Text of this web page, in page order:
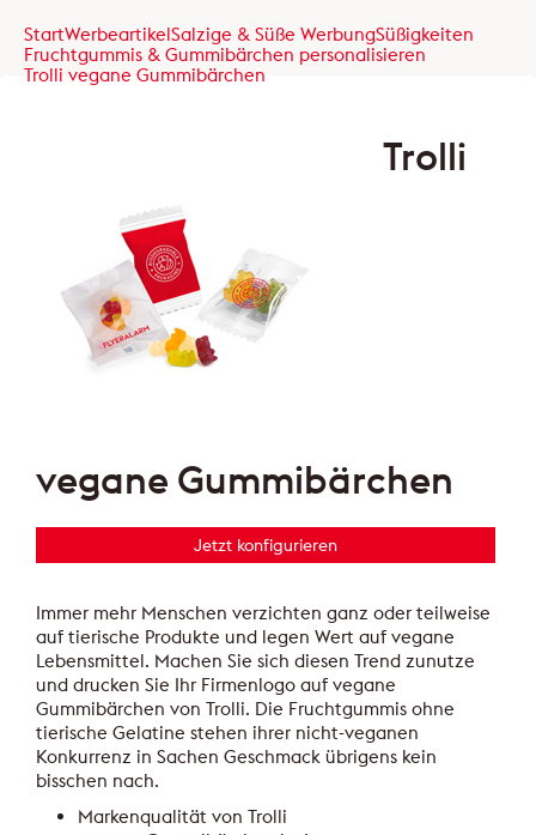
StartWerbeartikelSalzige & Süße WerbungSüßigkeiten
Fruchtgummis & Gummibärchen personalisieren
Trolli vegane Gummibärchen
Trolli
vegane Gummibärchen
Jetzt konfigurieren
Immer mehr Menschen verzichten ganz oder teilweise
auf tierische Produkte und legen Wert auf vegane
Lebensmittel. Machen Sie sich diesen Trend zunutze
und drucken Sie Ihr Firmenlogo auf vegane
Gummibärchen von Trolli. Die Fruchtgummis ohne
tierische Gelatine stehen ihrer nicht-veganen
Konkurrenz in Sachen Geschmack übrigens kein
bisschen nach.
Markenqualität von Trolli